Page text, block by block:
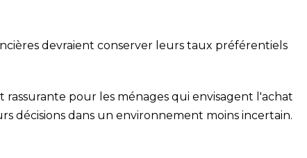
devraient conserver leurs taux préférentiels
pour les ménages qui envisagent l'achat
décisions dans un environnement moins incertain.